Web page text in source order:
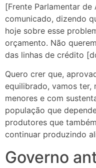
[Frente Parlamentar
comunicado, dizendo
hoje sobre esse
orçamento. Não
das linhas de crédito
Quero crer que,
equilibrado, vamos ter,
menores e com
população que
produtores que
continuar produzindo
Governo